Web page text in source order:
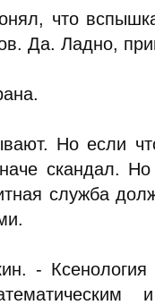
что
Да. Ладно,
Но если
скандал.
служба
-
и